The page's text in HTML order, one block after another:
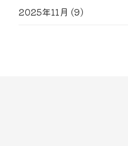
2025年11月 (9)